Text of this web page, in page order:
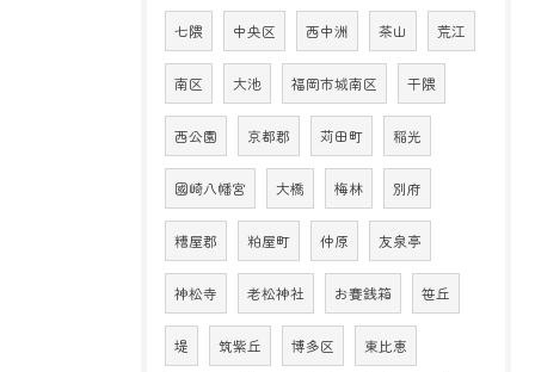
七隈 中央区 西中洲 茶山 荒江
南区 大池 福岡市城南区 干隈
西公園 京都郡 苅田町 稲光
國崎八幡宮 大橋 梅林 別府
糟屋郡 粕屋町 仲原 友泉亭
神松寺 老松神社 お賽銭箱 笹丘
堤 筑紫丘 博多区 東比恵